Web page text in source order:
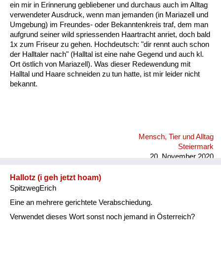
ein mir in Erinnerung gebliebener und durchaus auch im Alltag
verwendeter Ausdruck, wenn man jemanden (in Mariazell und
Umgebung) im Freundes- oder Bekanntenkreis traf, dem man
aufgrund seiner wild spriessenden Haartracht anriet, doch bald
1x zum Friseur zu gehen. Hochdeutsch: "dir rennt auch schon
der Halltaler nach" (Halltal ist eine nahe Gegend und auch kl.
Ort östlich von Mariazell). Was dieser Redewendung mit
Halltal und Haare schneiden zu tun hatte, ist mir leider nicht
bekannt.
Mensch, Tier und Alltag
Steiermark
20. November 2020
Hallotz (i geh jetzt hoam)
SpitzwegErich
Eine an mehrere gerichtete Verabschiedung.
Verwendet dieses Wort sonst noch jemand in Österreich?